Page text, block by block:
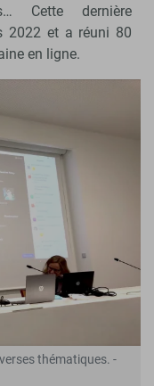
Cette dernière
2022 et a réuni 80
en ligne.
thématiques. -